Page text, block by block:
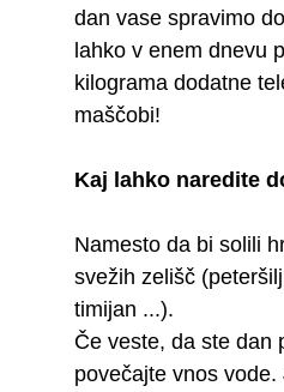
dan vase spravimo
lahko v enem dnevu
kilograma dodatne
maščobi!
Kaj lahko naredite
Namesto da bi solili
svežih zelišč
timijan ...).
Če veste, da ste dan
povečajte vnos